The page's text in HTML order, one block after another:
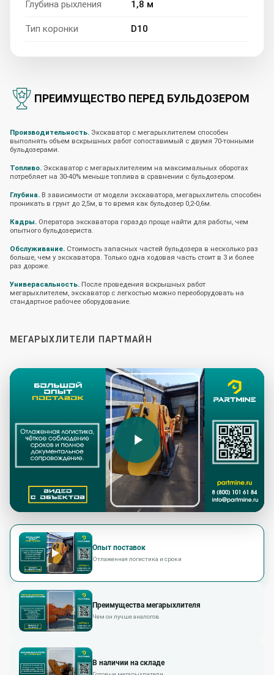
Глубина рыхления 1,8 м
Тип коронки D10
ПРЕИМУЩЕСТВО ПЕРЕД БУЛЬДОЗЕРОМ
Производительность. Экскаватор с мегарыхлителем способен
выполнять объем вскрышных работ сопоставимый с двумя 70-тонными
бульдозерами.
Топливо. Экскаватор с мегарыхлителеим на максимальных оборотах
потребляет на 30-40% меньше топлива в сравнении с бульдозером.
Глубина. В зависимости от модели экскаватора, мегарыхлитель способен
проникать в грунт до 2,5м, в то время как бульдозер 0,2-0,6м.
Кадры. Оператора экскаватора гораздо проще найти для работы, чем
опытного бульдозериста.
Обслуживание. Стоимость запасных частей бульдозера в несколько раз
больше, чем у экскаватора. Только одна ходовая часть стоит в 3 и более
раз дороже.
Универасальность. После проведения вскрышных работ
мегарыхлителем, экскаватор с легкостью можно переоборудовать на
стандартное рабочее оборудование.
МЕГАРЫХЛИТЕЛИ ПАРТМАЙН
Опыт поставок
Отлаженная логистика и сроки
Преимущества мегарыхлителя
Чем он лучше аналогов
В наличии на складе